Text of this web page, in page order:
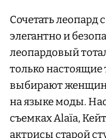
Сочетать
элегантно и
леопардовый
только
выбирают
на языке моды.
съемках Alaïa,
актрисы старой